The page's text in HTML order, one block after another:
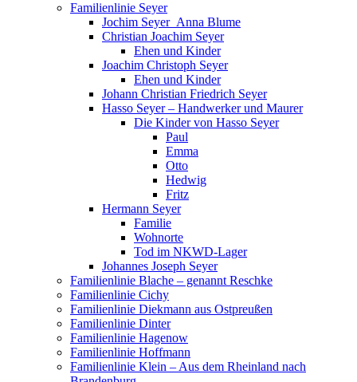
Familienlinie Seyer
Jochim Seyer_Anna Blume
Christian Joachim Seyer
Ehen und Kinder
Joachim Christoph Seyer
Ehen und Kinder
Johann Christian Friedrich Seyer
Hasso Seyer – Handwerker und Maurer
Die Kinder von Hasso Seyer
Paul
Emma
Otto
Hedwig
Fritz
Hermann Seyer
Familie
Wohnorte
Tod im NKWD-Lager
Johannes Joseph Seyer
Familienlinie Blache – genannt Reschke
Familienlinie Cichy
Familienlinie Diekmann aus Ostpreußen
Familienlinie Dinter
Familienlinie Hagenow
Familienlinie Hoffmann
Familienlinie Klein – Aus dem Rheinland nach